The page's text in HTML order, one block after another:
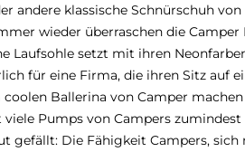
andere klassische Schnürschuh
wieder überraschen die
Laufsohle setzt mit ihren
für eine Firma, die ihren Sitz auf
Ballerina von Camper
Pumps von Campers
gefällt: Die Fähigkeit Campers, sich